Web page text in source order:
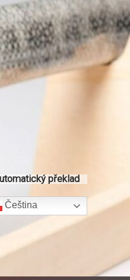
překlad
Čeština‎